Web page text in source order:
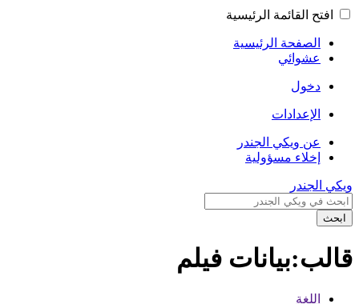
افتح القائمة الرئيسية
الصفحة الرئيسية
عشوائي
دخول
الإعدادات
عن ويكي الجندر
إخلاء مسؤولية
ويكي الجندر
ابحث
قالب:بيانات فيلم
اللغة